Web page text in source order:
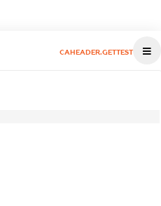
CAHEADER.GETTEST